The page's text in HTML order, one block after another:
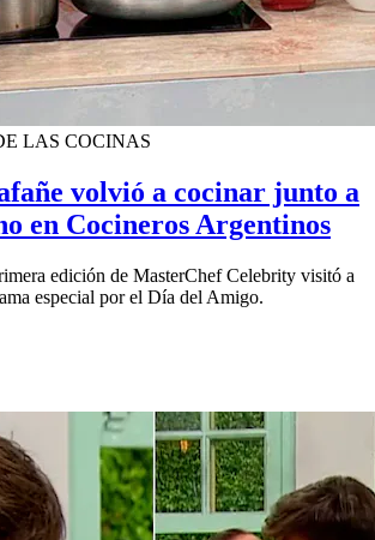
LAS COCINAS
volvió a cocinar junto a
en Cocineros Argentinos
edición de MasterChef Celebrity visitó a
especial por el Día del Amigo.